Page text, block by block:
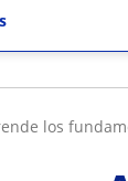
los